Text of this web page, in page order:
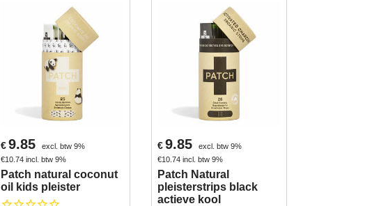
€9.85
excl. btw 9%
€10.74 incl. btw 9%
Patch natural coconut
oil kids pleister
€9.85
excl. btw 9%
€10.74 incl. btw 9%
Patch Natural
pleisterstrips black
actieve kool